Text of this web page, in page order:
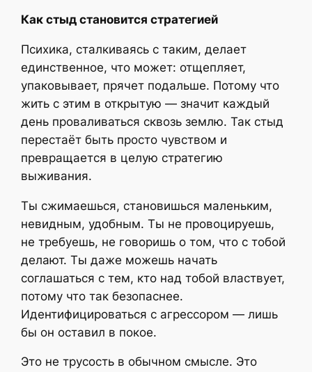
Как стыд становится стратегией
Психика, сталкиваясь с таким, делает
единственное, что может: отщепляет,
упаковывает, прячет подальше. Потому что
жить с этим в открытую — значит каждый
день проваливаться сквозь землю. Так стыд
перестаёт быть просто чувством и
превращается в целую стратегию
выживания.
Ты сжимаешься, становишься маленьким,
невидным, удобным. Ты не провоцируешь,
не требуешь, не говоришь о том, что с тобой
делают. Ты даже можешь начать
соглашаться с тем, кто над тобой властвует,
потому что так безопаснее.
Идентифицироваться с агрессором — лишь
бы он оставил в покое.
Это не трусость в обычном смысле. Это